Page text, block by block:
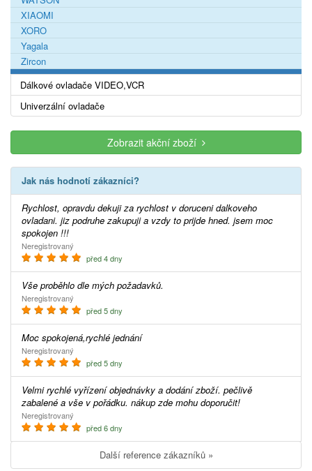
XIAOMI
XORO
Yagala
Zircon
Dálkové ovladače VIDEO,VCR
Univerzální ovladače
Zobrazit akční zboží
Jak nás hodnotí zákazníci?
Rychlost, opravdu dekuji za rychlost v doruceni dalkoveho
ovladani. jiz podruhe zakupuji a vzdy to prijde hned. jsem moc
spokojen !!!
Neregistrovaný
před 4 dny
Vše proběhlo dle mých požadavků.
Neregistrovaný
před 5 dny
Moc spokojená,rychlé jednání
Neregistrovaný
před 5 dny
Velmi rychlé vyřízení objednávky a dodání zboží. pečlivě
zabalené a vše v pořádku. nákup zde mohu doporučit!
Neregistrovaný
před 6 dny
Další reference zákazníků »